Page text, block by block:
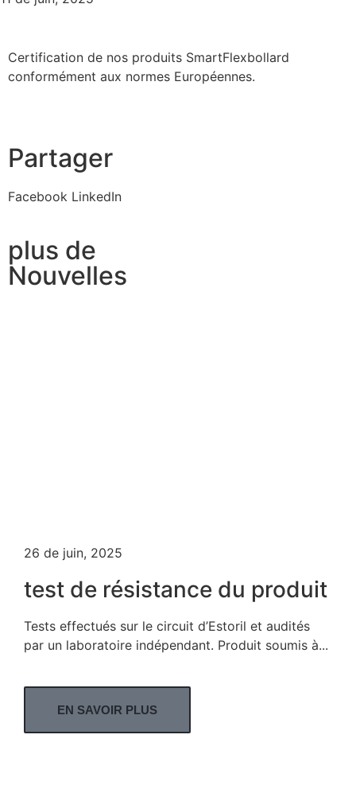
Certification de nos produits SmartFlexbollard
conformément aux normes Européennes.
Partager
Facebook LinkedIn
plus de
Nouvelles
26 de juin, 2025
test de résistance du produit
Tests effectués sur le circuit d’Estoril et audités
par un laboratoire indépendant. Produit soumis à...
EN SAVOIR PLUS